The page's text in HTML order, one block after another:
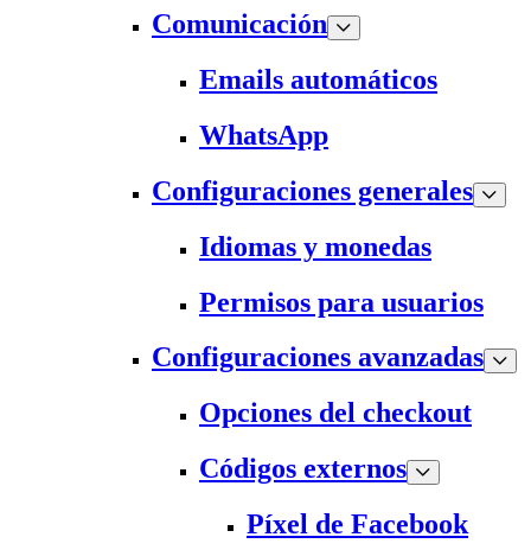
Comunicación
Emails automáticos
WhatsApp
Configuraciones generales
Idiomas y monedas
Permisos para usuarios
Configuraciones avanzadas
Opciones del checkout
Códigos externos
Píxel de Facebook